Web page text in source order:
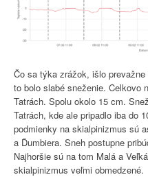
Čo sa týka zrážok, išlo
to bolo slabé sneženie. Celkovo
Tatrách. Spolu okolo 15 cm.
Tatrách, kde ale pripadlo iba do
podmienky na skialpinizmus sú
a Ďumbiera. Sneh postupne
Najhoršie sú na tom Malá a
skialpinizmus veľmi obmedzené.